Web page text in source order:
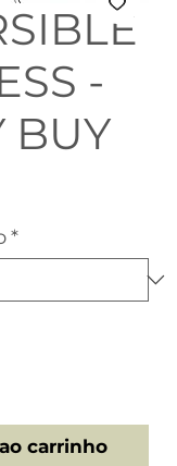
-
BUY
*
carrinho